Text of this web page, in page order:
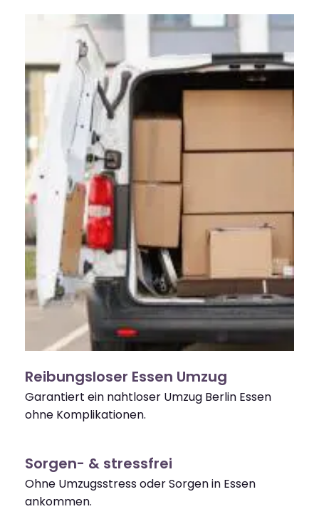
Reibungsloser Essen Umzug
Garantiert ein nahtloser Umzug Berlin Essen
ohne Komplikationen.
Sorgen- & stressfrei
Ohne Umzugsstress oder Sorgen in Essen
ankommen.